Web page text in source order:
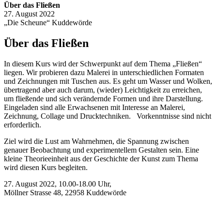
Über das Fließen
27. August 2022
„Die Scheune“ Kuddewörde
Über das Fließen
In diesem Kurs wird der Schwerpunkt auf dem Thema „Fließen“
liegen. Wir probieren dazu Malerei in unterschiedlichen Formaten
und Zeichnungen mit Tuschen aus. Es geht um Wasser und Wolken,
übertragend aber auch darum, (wieder) Leichtigkeit zu erreichen,
um fließende und sich verändernde Formen und ihre Darstellung.
Eingeladen sind alle Erwachsenen mit Interesse an Malerei,
Zeichnung, Collage und Drucktechniken.
Vorkenntnisse sind nicht
erforderlich.
Ziel wird die Lust am Wahrnehmen, die Spannung zwischen
genauer Beobachtung und experimentellem Gestalten sein. Eine
kleine Theorieeinheit aus der Geschichte der Kunst zum Thema
wird diesen Kurs begleiten.
27. August 2022, 10.00-18.00 Uhr,
Möllner Strasse 48, 22958 Kuddewörde